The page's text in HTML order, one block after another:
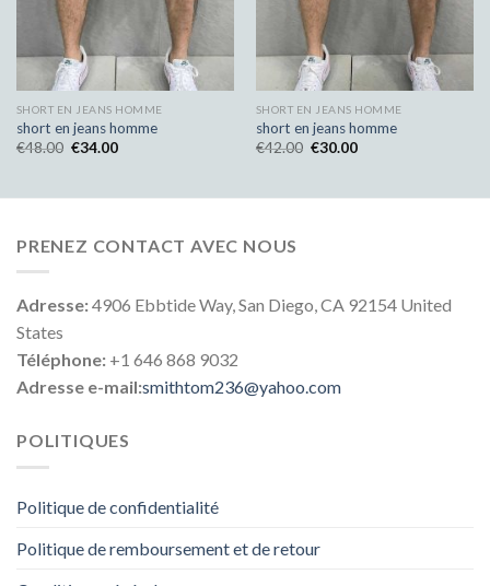
SHORT EN JEANS HOMME
short en jeans homme
€48.00 €34.00
SHORT EN JEANS HOMME
short en jeans homme
€42.00 €30.00
PRENEZ CONTACT AVEC NOUS
Adresse:4906 Ebbtide Way, San Diego, CA 92154 United
States
Téléphone: +1 646 868 9032
Adresse e-mail:smithtom236@yahoo.com
POLITIQUES
Politique de confidentialité
Politique de remboursement et de retour